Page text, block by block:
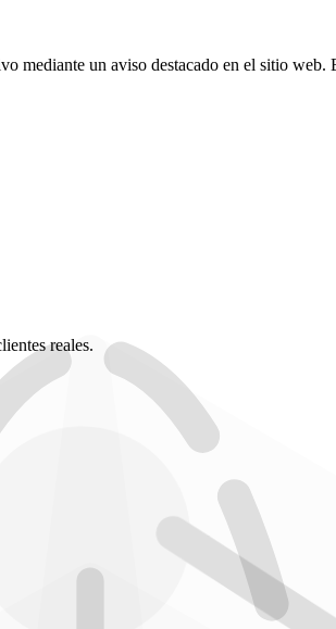
mediante un aviso destacado en el sitio
reales.